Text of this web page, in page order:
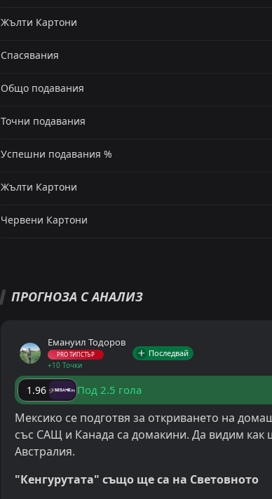
Жълти Картони
Спасявания
Общо подавания
Точни подавания
Успешни подавания %
Жълти Картони
Червени Картони
ПРОГНОЗА С АНАЛИЗ
Емануил Тодоров
PRO ТИПСТЪР
+10 Точки
Последвай
1.96 Под 2.5 гола
Мексико се подготвя за откриването на
със САЩ и Канада са домакини. Да видим как
Австралия.
"Кенгурутата" също ще са на Световното